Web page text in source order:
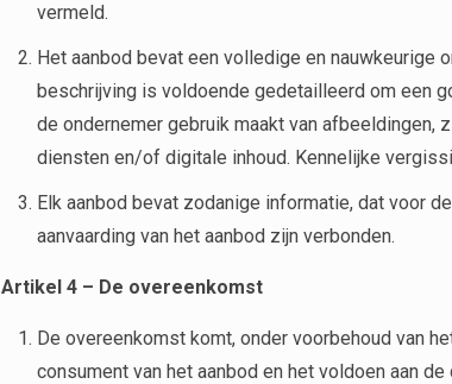
vermeld.
Het aanbod bevat een volledige en nauwkeurige
beschrijving is voldoende gedetailleerd om een
de ondernemer gebruik maakt van afbeeldingen,
diensten en/of digitale inhoud. Kennelijke
Elk aanbod bevat zodanige informatie, dat voor
aanvaarding van het aanbod zijn verbonden.
Artikel 4 – De overeenkomst
De overeenkomst komt, onder voorbehoud van
consument van het aanbod en het voldoen aan